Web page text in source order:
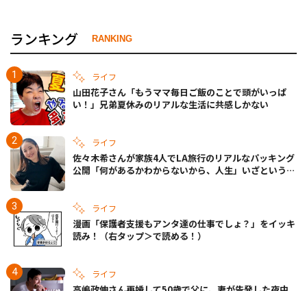
ランキング RANKING
ライフ
山田花子さん「もうママ毎日ご飯のことで頭がいっぱ
い！」兄弟夏休みのリアルな生活に共感しかない
ライフ
佐々木希さんが家族4人でLA旅行のリアルなパッキング
公開「何があるかわからないから、人生」いざというと
ライフ
漫画「保護者支援もアンタ達の仕事でしょ？」をイッキ
読み！（右タップ＞で読める！）
ライフ